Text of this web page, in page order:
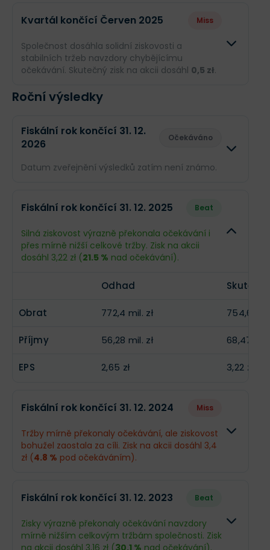
Příjmy --
EPS
Kvartál končící Červen 2025 Miss
Společnost dosáhla solidní ziskovosti a
stabilních tržeb navzdory chybějícímu
očekávání. Skutečný zisk na akcii dosáhl 0,5 zł.
Odhad
Obrat 205,3 mil. zł
10,56 mil.
Roční výsledky
Fiskální rok končící 31. 12.
2026
Očekáváno
Datum zveřejnění výsledků zatím není známo.
Příjmy 60,08 mil. zł
Fiskální rok končící 31. 12. 2025 Beat
Silná ziskovost výrazně překonala očekávání i
přes mírně nižší celkové tržby. Zisk na akcii
dosáhl 3,22 zł (21.5 % nad očekávání).
Odhad
Obrat 772,4 mil. zł 754,6 mil.
Příjmy 56,28 mil. zł 68,47 mil.
EPS 2,65 zł 3,22 zł
Fiskální rok končící 31. 12. 2024 Miss
Tržby mírně překonaly očekávání, ale ziskovost
bohužel zaostala za cíli. Zisk na akcii dosáhl 3,4
zł (4.8 % pod očekáváním).
Příjmy 75,84 mil. zł
Fiskální rok končící 31. 12. 2023 Beat
Zisky výrazně překonaly očekávání navzdory
mírně nižším celkovým tržbám společnosti. Zisk
na akcii dosáhl 3,16 zł (30.1 % nad očekávání).